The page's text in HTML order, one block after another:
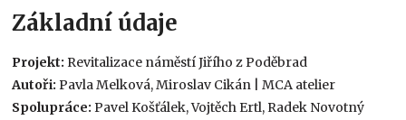
Základní údaje
Projekt: Revitalizace náměstí Jiřího z Poděbrad
Autoři: Pavla Melková, Miroslav Cikán | MCA atelier
Spolupráce: Pavel Košťálek, Vojtěch Ertl, Radek Novotný